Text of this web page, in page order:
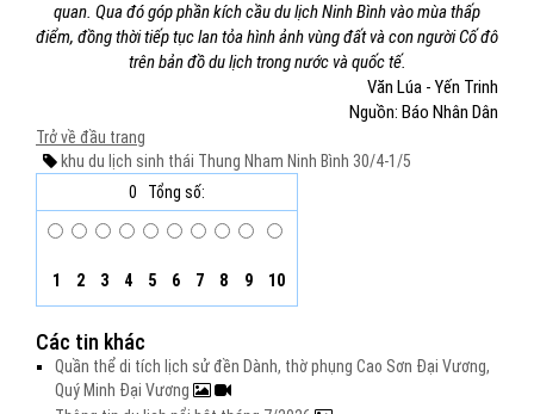
quan. Qua đó góp phần kích cầu du lịch Ninh Bình vào mùa thấp
điểm, đồng thời tiếp tục lan tỏa hình ảnh vùng đất và con người Cố đô
trên bản đồ du lịch trong nước và quốc tế.
Văn Lúa - Yến Trinh
Nguồn: Báo Nhân Dân
Trở về đầu trang
khu du lịch sinh thái Thung Nham Ninh Bình 30/4-1/5
0
Tổng số:
1 2 3 4 5 6 7 8 9 10
Các tin khác
Quần thể di tích lịch sử đền Dành, thờ phụng Cao Sơn Đại Vương,
Quý Minh Đại Vương